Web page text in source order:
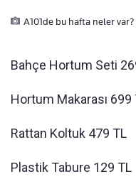
A101de bu hafta neler
Bahçe Hortum Seti
Hortum Makarası 699
Rattan Koltuk 479 TL
Plastik Tabure 129 TL